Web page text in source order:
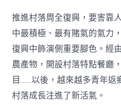
推進村落周全復興，要害靠
中最積極、最有賭氣的氣力
復興中飾演側重要腳色。經
農產物，開設村落特點餐廳
目……以後，越來越多青年返
村落成長注進了新活氣。